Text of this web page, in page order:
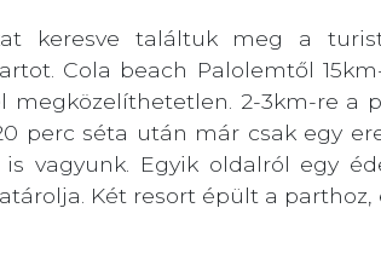
keresve találtuk meg a
Cola beach Palolemtől
megközelíthetetlen. 2-3km-re a
perc séta után már csak egy
vagyunk. Egyik oldalról egy
Két resort épült a